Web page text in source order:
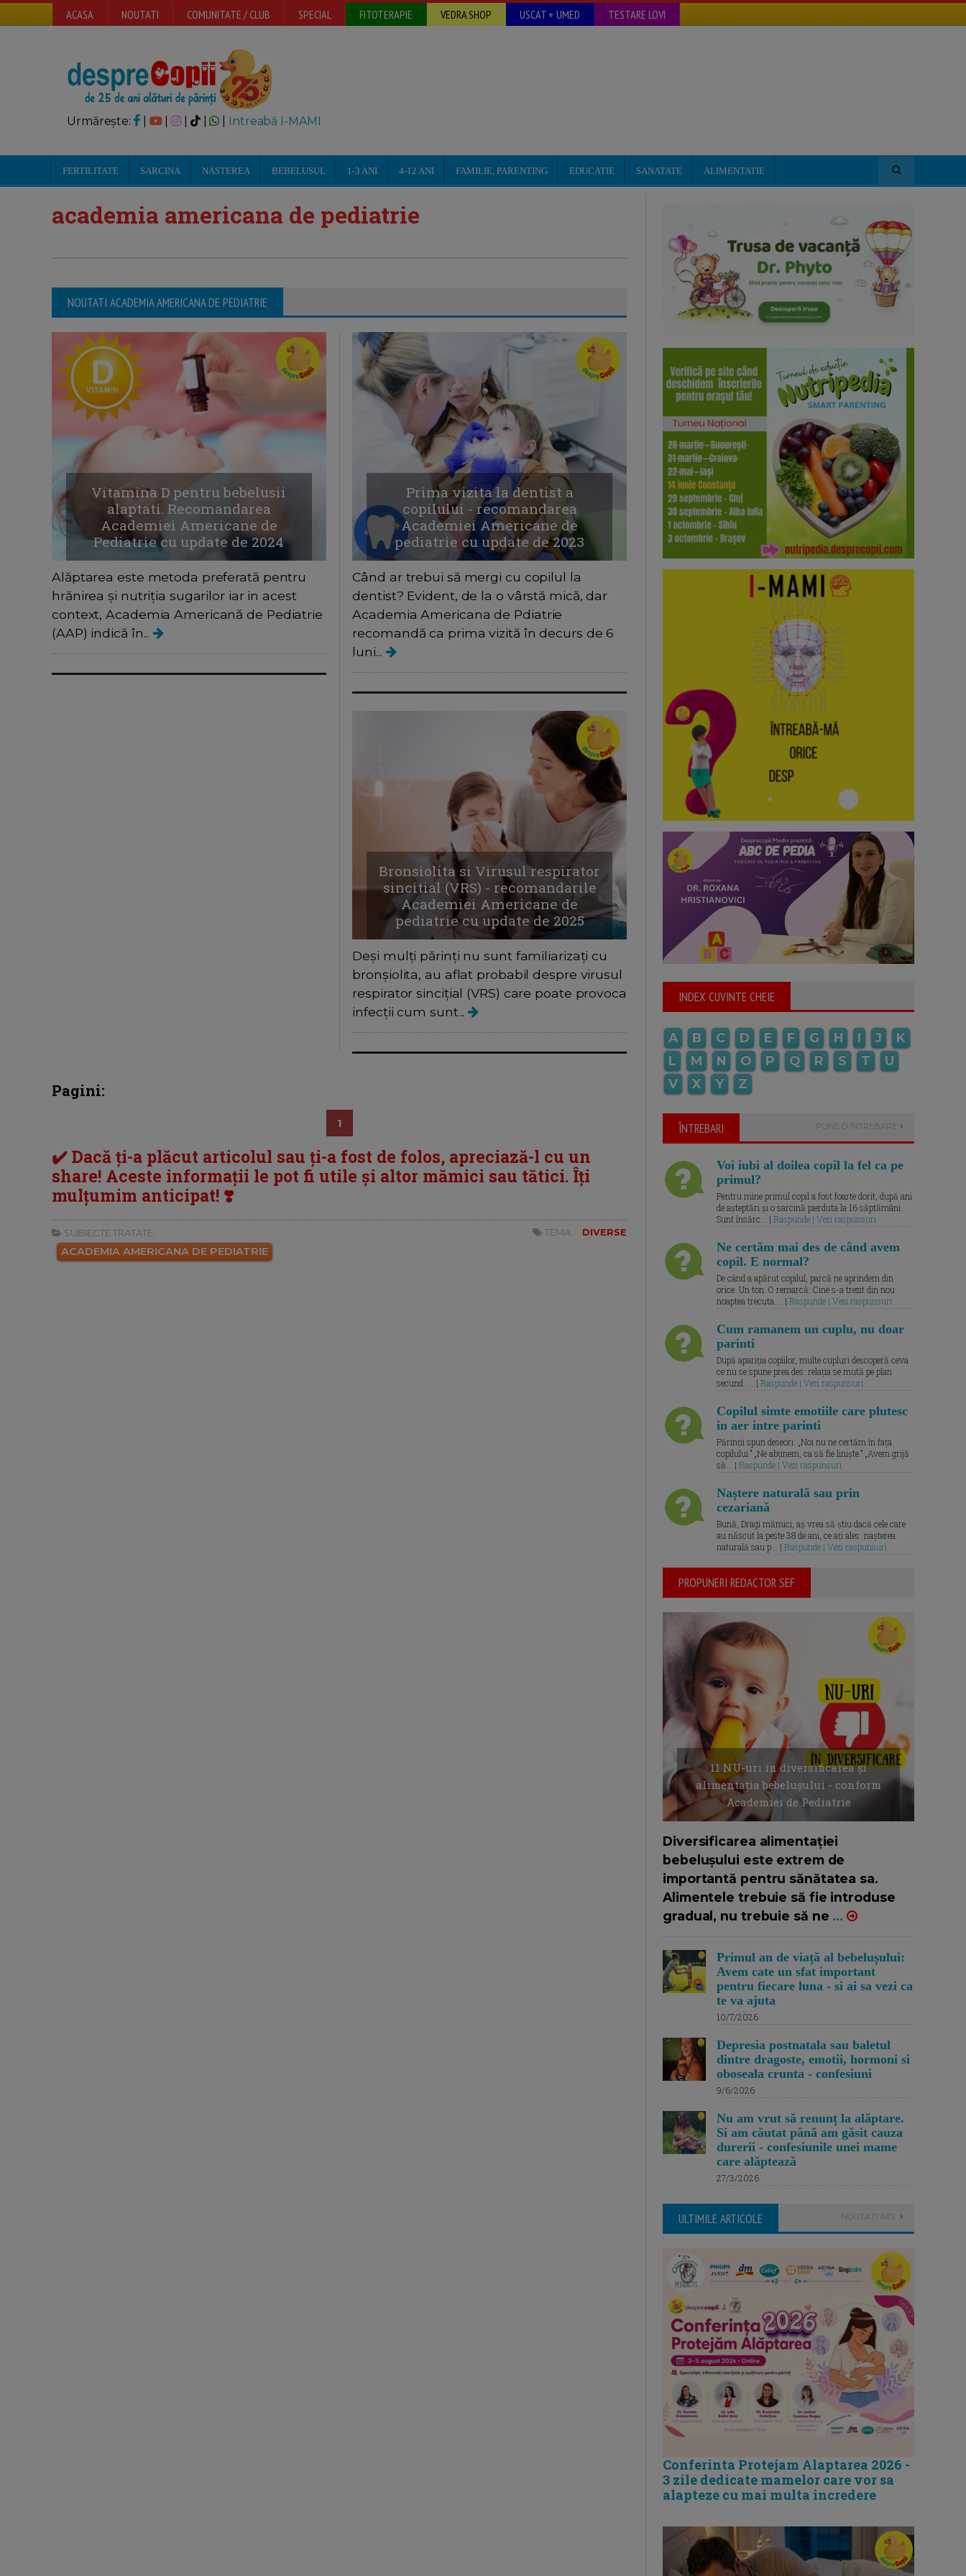
ACASA NOUTATI COMUNITATE / CLUB SPECIAL FITOTERAPIE VEDRA SHOP USCAT + UMED TESTARE LOVI
Urmărește: | | Intreabă I-MAMI
FERTILITATE SARCINA NASTEREA BEBELUSUL 1-3 ANI 4-12 ANI FAMILIE, PARENTING EDUCATIE SANATATE ALIMENTATIE
academia americana de pediatrie
NOUTATI ACADEMIA AMERICANA DE PEDIATRIE
Vitamina D pentru bebelusii
alaptati. Recomandarea
Academiei Americane de
Pediatrie cu update de 2024
Alăptarea este metoda preferată pentru
hrănirea și nutriția sugarilor iar in acest
context, Academia Americană de Pediatrie
(AAP) indică în...
Prima vizita la dentist a
copilului - recomandarea
Academiei Americane de
pediatrie cu update de 2023
Când ar trebui să mergi cu copilul la
dentist? Evident, de la o vârstă mică, dar
Academia Americana de Pdiatrie
recomandă ca prima vizită în decurs de 6
luni...
Bronsiolita si Virusul respirator
sincitial (VRS) - recomandarile
Academiei Americane de
pediatrie cu update de 2025
Deși mulți părinți nu sunt familiarizați cu
bronșiolita, au aflat probabil despre virusul
respirator sincițial (VRS) care poate provoca
infecții cum sunt...
Pagini:
1
✔️ Dacă ți-a plăcut articolul sau ți-a fost de folos, apreciază-l cu un
share! Aceste informații le pot fi utile și altor mămici sau tătici. Îți
mulțumim anticipat! ❣️
SUBIECTE TRATATE:
ACADEMIA AMERICANA DE PEDIATRIE
TEMA: DIVERSE
INDEX CUVINTE CHEIE
A B C D E F G H I J
K
L
M N O P Q R S T
U
V
X Y Z
ÎNTREBARI PUNE O ÎNTREBARE
Voi iubi al doilea copil la fel ca pe
primul?
Pentru mine primul copil a fost foarte dorit, după ani
de așteptări și o sarcină pierduta la 16 săptămâni.
Sunt însărc... | Raspunde | Vezi raspunsuri
Ne certăm mai des de când avem
copil. E normal?
De când a apărut copilul, parcă ne aprindem din
orice. Un ton. O remarcă. Cine s-a trezit din nou
noaptea trecuta.... | Raspunde | Vezi raspunsuri
Cum ramanem un cuplu, nu doar
parinti
După apariția copiilor, multe cupluri descoperă ceva
ce nu se spune prea des: relația se mută pe plan
secund. ... | Raspunde | Vezi raspunsuri
Copilul simte emotiile care plutesc
in aer intre parinti
Părinții spun deseori: „Noi nu ne certăm în fața
copilului.” „Ne abținem, ca să fie liniște.” „Avem grijă
să... | Raspunde | Vezi raspunsuri
Naștere naturală sau prin
cezariană
Bună, Dragi mămici, aș vrea să știu dacă cele care
au născut la peste 38 de ani, ce ați ales: nașterea
naturală sau p... | Raspunde | Vezi raspunsuri
PROPUNERI REDACTOR SEF
11 NU-uri in diversificarea și
alimentația bebelușului - conform
Academiei de Pediatrie
Diversificarea alimentației
bebelușului este extrem de
importantă pentru sănătatea sa.
Alimentele trebuie să fie introduse
gradual, nu trebuie să ne ...
Primul an de viață al bebelușului:
Avem cate un sfat important
pentru fiecare luna - si ai sa vezi ca
te va ajuta
10/7/2026
Depresia postnatala sau baletul
dintre dragoste, emotii, hormoni si
oboseala crunta - confesiuni
9/6/2026
Nu am vrut să renunț la alăptare.
Si am căutat până am găsit cauza
durerii - confesiunile unei mame
care alăptează
27/3/2026
ULTIMILE ARTICOLE NOUTATI AICI
Conferinta Protejam Alaptarea 2026 -
3 zile dedicate mamelor care vor sa
alapteze cu mai multa incredere